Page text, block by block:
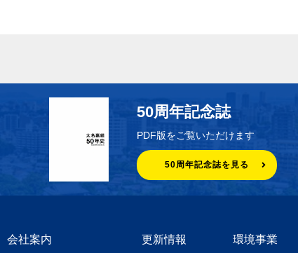
50周年記念誌
PDF版をご覧いただけます
50周年記念誌を見る
会社案内 更新情報
環境事業